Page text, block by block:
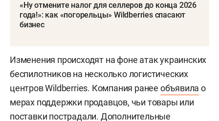
«Ну отмените налог для селлеров до конца 2026
года!»: как «погорельцы» Wildberries спасают
бизнес
Изменения происходят на фоне атак украинских
беспилотников на несколько логистических
центров Wildberries. Компания ранее объявила о
мерах поддержки продавцов, чьи товары или
поставки пострадали. Дополнительные